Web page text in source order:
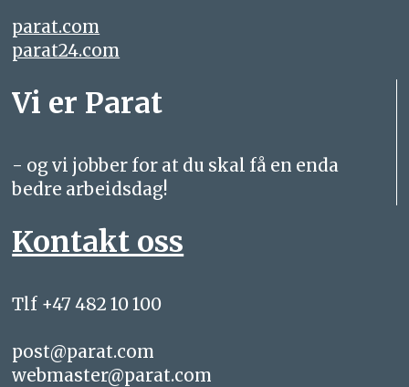
parat.com
parat24.com
Vi er Parat
- og vi jobber for at du skal få en enda
bedre arbeidsdag!
Kontakt oss
Tlf +47 482 10 100
post@parat.com
webmaster@parat.com